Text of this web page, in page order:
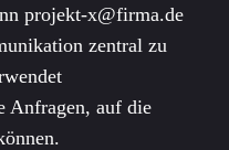
projekt-x@firma.de
zentral zu
Anfragen, auf die